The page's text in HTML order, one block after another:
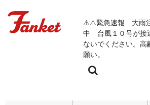
⚠️⚠️緊急速報 大雨
中 台風１０号が接
ないでください。高
願い。
今週の新着チャンネル